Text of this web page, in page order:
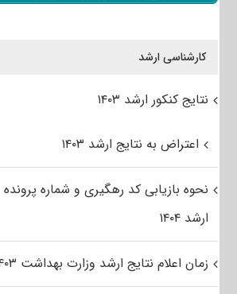
کارشناسی ارشد
نتایج کنکور ارشد ۱۴۰۳
اعتراض به نتایج ارشد ۱۴۰۳
نحوه بازیابی کد رهگیری و شماره پرونده
ارشد ۱۴۰۴
زمان اعلام نتایج ارشد وزارت بهداشت ۱۴۰۳